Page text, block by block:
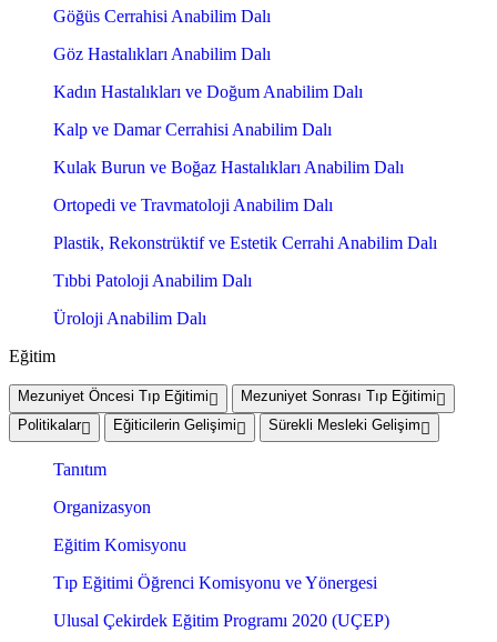
Göğüs Cerrahisi Anabilim Dalı
Göz Hastalıkları Anabilim Dalı
Kadın Hastalıkları ve Doğum Anabilim Dalı
Kalp ve Damar Cerrahisi Anabilim Dalı
Kulak Burun ve Boğaz Hastalıkları Anabilim Dalı
Ortopedi ve Travmatoloji Anabilim Dalı
Plastik, Rekonstrüktif ve Estetik Cerrahi Anabilim Dalı
Tıbbi Patoloji Anabilim Dalı
Üroloji Anabilim Dalı
Eğitim
Mezuniyet Öncesi Tıp Eğitimi
Mezuniyet Sonrası Tıp Eğitimi
Politikalar
Eğiticilerin Gelişimi Sürekli Mesleki Gelişim
Tanıtım
Organizasyon
Eğitim Komisyonu
Tıp Eğitimi Öğrenci Komisyonu ve Yönergesi
Ulusal Çekirdek Eğitim Programı 2020 (UÇEP)